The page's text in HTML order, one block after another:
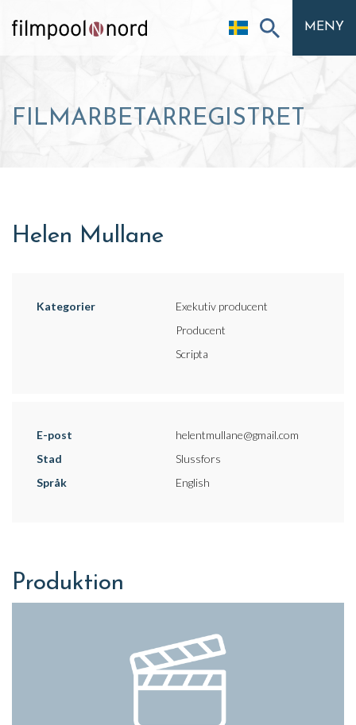
MENY
FILMARBETARREGISTRET
Helen Mullane
Kategorier
Exekutiv producent
Producent
Scripta
E-post
helentmullane@gmail.com
Stad
Slussfors
Språk
English
Produktion